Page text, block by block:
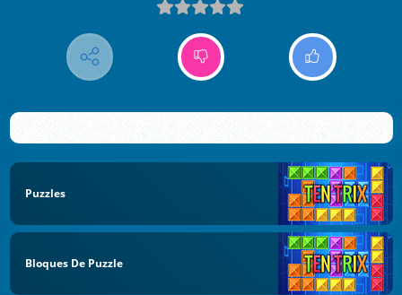
Puzzles
Bloques De Puzzle